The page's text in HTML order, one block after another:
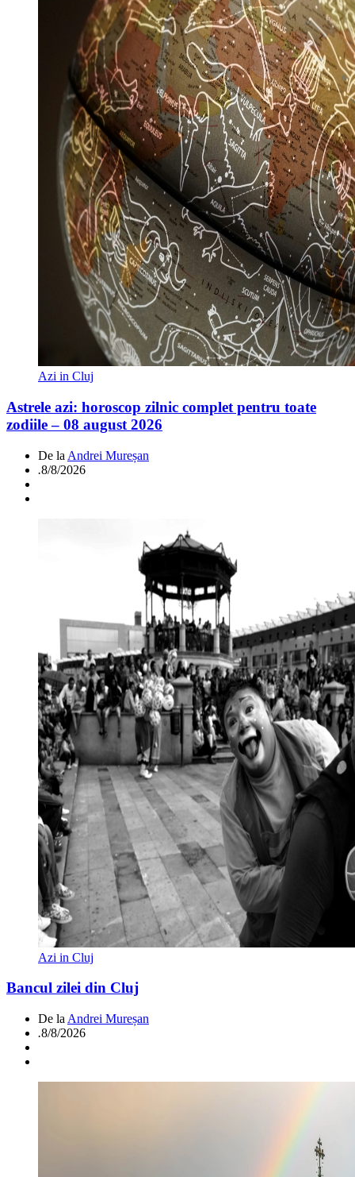
Azi in Cluj
Astrele azi: horoscop zilnic complet pentru toate
zodiile – 08 august 2026
De la Andrei Mureșan
.8/8/2026
Azi in Cluj
Bancul zilei din Cluj
De la Andrei Mureșan
.8/8/2026